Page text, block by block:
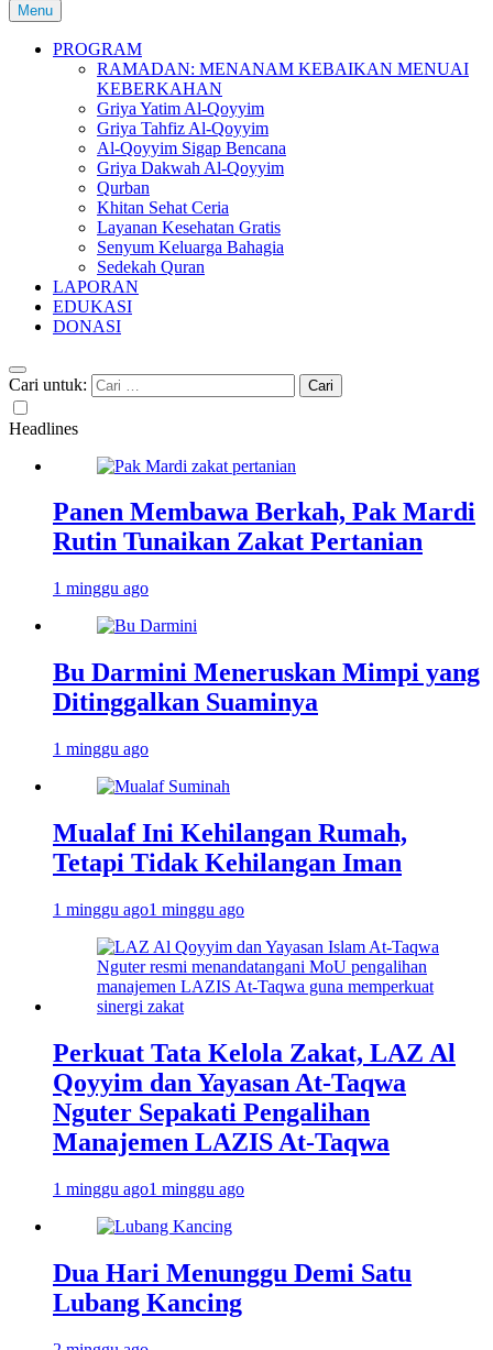
Menu
PROGRAM
RAMADAN: MENANAM KEBAIKAN MENUAI
KEBERKAHAN
Griya Yatim Al-Qoyyim
Griya Tahfiz Al-Qoyyim
Al-Qoyyim Sigap Bencana
Griya Dakwah Al-Qoyyim
Qurban
Khitan Sehat Ceria
Layanan Kesehatan Gratis
Senyum Keluarga Bahagia
Sedekah Quran
LAPORAN
EDUKASI
DONASI
Cari untuk:
Headlines
Panen Membawa Berkah, Pak Mardi
Rutin Tunaikan Zakat Pertanian
1 minggu ago
Bu Darmini Meneruskan Mimpi yang
Ditinggalkan Suaminya
1 minggu ago
Mualaf Ini Kehilangan Rumah,
Tetapi Tidak Kehilangan Iman
1 minggu ago1 minggu ago
Perkuat Tata Kelola Zakat, LAZ Al
Qoyyim dan Yayasan At-Taqwa
Nguter Sepakati Pengalihan
Manajemen LAZIS At-Taqwa
1 minggu ago1 minggu ago
Dua Hari Menunggu Demi Satu
Lubang Kancing